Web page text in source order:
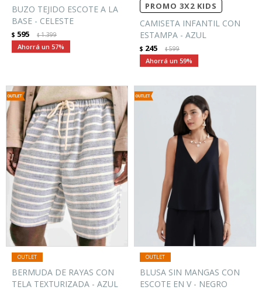
BUZO TEJIDO ESCOTE A LA
BASE - CELESTE
$ 595 $1.399
57
PROMO 3X2 KIDS
CAMISETA INFANTIL CON
ESTAMPA - AZUL
$ 245 $599
59
BERMUDA DE RAYAS CON
TELA TEXTURIZADA - AZUL
BLUSA SIN MANGAS CON
ESCOTE EN V - NEGRO